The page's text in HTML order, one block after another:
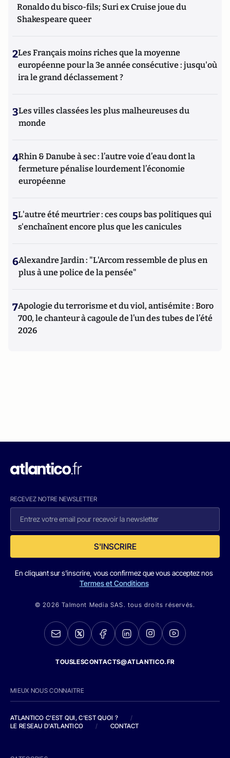
Ronaldo du bisco-fils; Suri ex Cruise joue du
Shakespeare queer
2Les Français moins riches que la moyenne
européenne pour la 3e année consécutive : jusqu'où
ira le grand déclassement ?
3Les villes classées les plus malheureuses du
monde
4Rhin & Danube à sec : l’autre voie d’eau dont la
fermeture pénalise lourdement l’économie
européenne
5L'autre été meurtrier : ces coups bas politiques qui
s'enchaînent encore plus que les canicules
6Alexandre Jardin : "L'Arcom ressemble de plus en
plus à une police de la pensée"
7Apologie du terrorisme et du viol, antisémite : Boro
700, le chanteur à cagoule de l’un des tubes de l’été
2026
RECEVEZ NOTRE NEWSLETTER
S'INSCRIRE
En cliquant sur s'inscrire, vous confirmez que vous acceptez nos
Termes et Conditions
© 2026 Talmont Media SAS. tous droits réservés.
TOUSLESCONTACTS@ATLANTICO.FR
MIEUX NOUS CONNAITRE
ATLANTICO C'EST QUI, C'EST QUOI ?
/
LE RESEAU D'ATLANTICO
/ CONTACT